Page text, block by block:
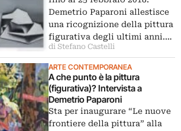
Demetrio Paparoni allestisce
una ricognizione della pittura
figurativa degli ultimi anni.…
di Stefano Castelli
ARTE CONTEMPORANEA
A che punto è la pittura
(figurativa)? Intervista a
Demetrio Paparoni
Sta per inaugurare “Le nuove
frontiere della pittura” alla